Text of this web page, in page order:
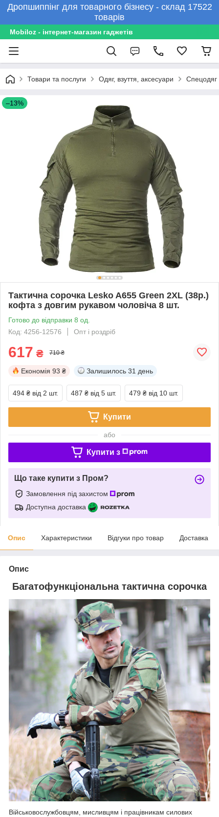
Дропшиппінг для товарного бізнесу - склад 17522
товарів
Mobiloz - інтернет-магазин гаджетів
Товари та послуги Одяг, взуття, аксесуари Спецодяг
–13%
Тактична сорочка Lesko A655 Green 2XL (38р.)
кофта з довгим рукавом чоловіча 8 шт.
Готово до відправки 8 од.
Код: 4256-12576
Опт і роздріб
617 ₴ 710 ₴
Економія 93 ₴ Залишилось 31 день
494 ₴ від 2 шт. 487 ₴ від 5 шт. 479 ₴ від 10 шт.
Купити
або
Купити з
Що таке купити з Пром?
Замовлення під захистом
Доступна доставка
Опис Характеристики Відгуки про товар Доставка
Опис
Багатофункціональна тактична сорочка
Військовослужбовцям, мисливцям і працівникам силових